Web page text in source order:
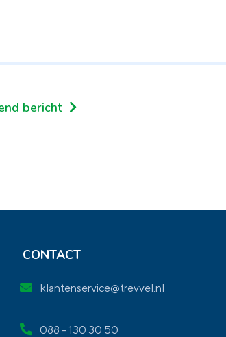
bericht
CONTACT
klantenservice@trevvel.nl
088 - 130 30 50